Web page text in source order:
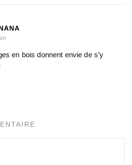
en bois donnent envie de s’y